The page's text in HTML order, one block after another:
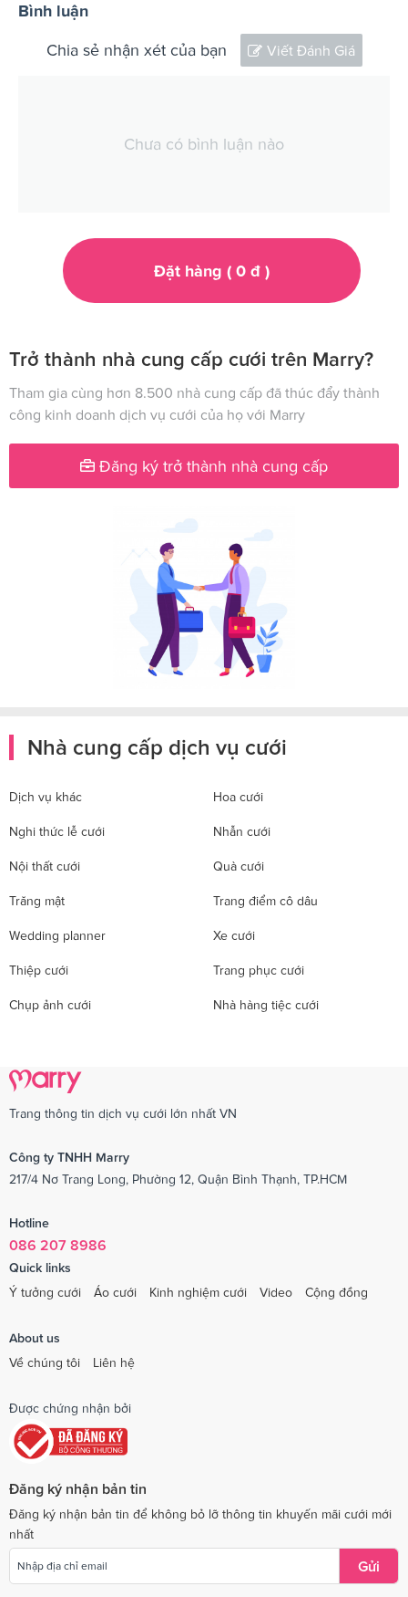
Bình luận
Chia sẻ nhận xét của bạn Viết Đánh Giá
Chưa có bình luận nào
Đặt hàng ( 0đ )
Trở thành nhà cung cấp cưới trên Marry?
Tham gia cùng hơn 8.500 nhà cung cấp đã thúc đẩy thành
công kinh doanh dịch vụ cưới của họ với Marry
Đăng ký trở thành nhà cung cấp
Nhà cung cấp dịch vụ cưới
Dịch vụ khác Hoa cưới
Nghi thức lễ cưới Nhẫn cưới
Nội thất cưới Quà cưới
Trăng mật Trang điểm cô dâu
Wedding planner Xe cưới
Thiệp cưới Trang phục cưới
Chụp ảnh cưới Nhà hàng tiệc cưới
Trang thông tin dịch vụ cưới lớn nhất VN
Công ty TNHH Marry
217/4 Nơ Trang Long, Phường 12, Quận Bình Thạnh, TP.HCM
Hotline
086 207 8986
Quick links
Ý tưởng cưới
Áo cưới Kinh nghiệm cưới Video Cộng đồng
About us
Về chúng tôi
Liên hệ
Được chứng nhận bởi
Đăng ký nhận bản tin
Đăng ký nhận bản tin để không bỏ lỡ thông tin khuyến mãi cưới mới
nhất
Gửi